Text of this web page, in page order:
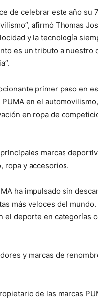
de celebrar este año su
afirmó Thomas
y la tecnología
es un tributo a
primer paso en
en el
en ropa de
marcas
ropa y accesorios.
ha impulsado sin
más veloces del
el deporte en categorías
y marcas de
de las marcas